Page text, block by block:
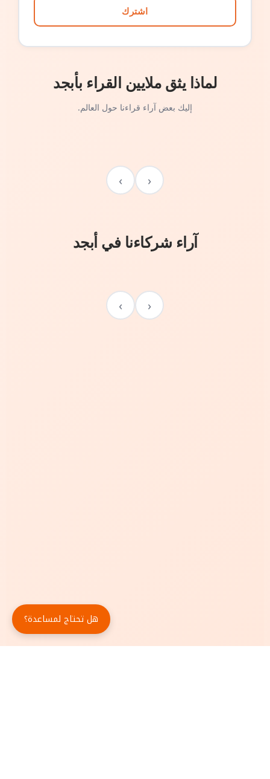
اشترك
لماذا يثق ملايين القراء بأبجد
إليك بعض آراء قراءنا حول العالم.
‹
›
آراء شركاءنا في أبجد
‹
›
هل تحتاج لمساعدة؟